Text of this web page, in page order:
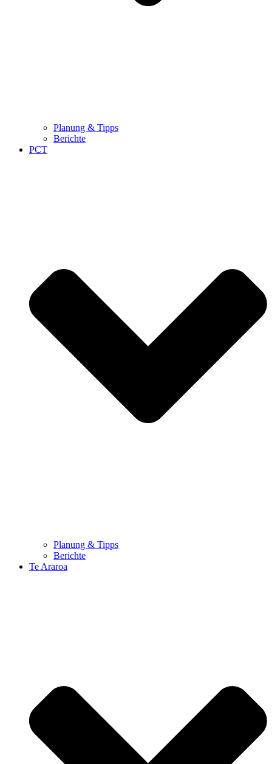
Planung & Tipps
Berichte
PCT
Planung & Tipps
Berichte
Te Araroa